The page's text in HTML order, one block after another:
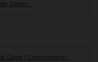
Game）
Game / Concealment）